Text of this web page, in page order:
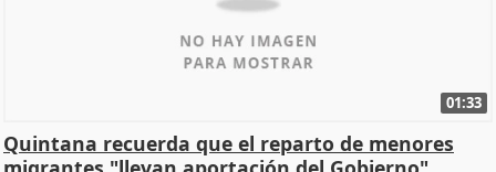
01:33
Quintana recuerda que el reparto de menores